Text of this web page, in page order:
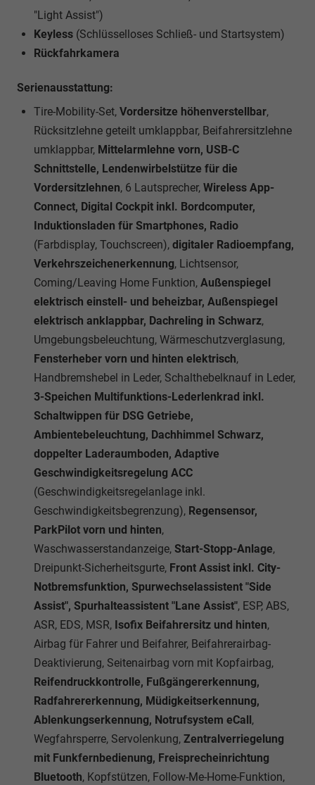
"Light Assist")
Keyless (Schlüsselloses Schließ- und Startsystem)
Rückfahrkamera
Serienausstattung:
Tire-Mobility-Set, Vordersitze höhenverstellbar,
Rücksitzlehne geteilt umklappbar, Beifahrersitzlehne
umklappbar, Mittelarmlehne vorn, USB-C
Schnittstelle, Lendenwirbelstütze für die
Vordersitzlehnen, 6 Lautsprecher, Wireless App-
Connect, Digital Cockpit inkl. Bordcomputer,
Induktionsladen für Smartphones, Radio
(Farbdisplay, Touchscreen), digitaler Radioempfang,
Verkehrszeichenerkennung, Lichtsensor,
Coming/Leaving Home Funktion, Außenspiegel
elektrisch einstell- und beheizbar, Außenspiegel
elektrisch anklappbar, Dachreling in Schwarz,
Umgebungsbeleuchtung, Wärmeschutzverglasung,
Fensterheber vorn und hinten elektrisch,
Handbremshebel in Leder, Schalthebelknauf in Leder,
3-Speichen Multifunktions-Lederlenkrad inkl.
Schaltwippen für DSG Getriebe,
Ambientebeleuchtung, Dachhimmel Schwarz,
doppelter Laderaumboden, Adaptive
Geschwindigkeitsregelung ACC
(Geschwindigkeitsregelanlage inkl.
Geschwindigkeitsbegrenzung), Regensensor,
ParkPilot vorn und hinten,
Waschwasserstandanzeige, Start-Stopp-Anlage,
Dreipunkt-Sicherheitsgurte, Front Assist inkl. City-
Notbremsfunktion, Spurwechselassistent "Side
Assist", Spurhalteassistent "Lane Assist", ESP, ABS,
ASR, EDS, MSR, Isofix Beifahrersitz und hinten,
Airbag für Fahrer und Beifahrer, Beifahrerairbag-
Deaktivierung, Seitenairbag vorn mit Kopfairbag,
Reifendruckkontrolle, Fußgängererkennung,
Radfahrererkennung, Müdigkeitserkennung,
Ablenkungserkennung, Notrufsystem eCall,
Wegfahrsperre, Servolenkung, Zentralverriegelung
mit Funkfernbedienung, Freisprecheinrichtung
Bluetooth, Kopfstützen, Follow-Me-Home-Funktion,